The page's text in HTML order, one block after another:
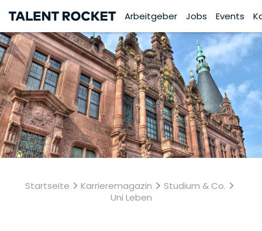
Arbeitgeber Jobs Events
Startseite Karrieremagazin
Studium & Co.
Uni Leben